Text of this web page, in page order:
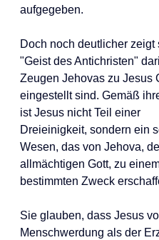
aufgegeben.
Doch noch deutlicher zeigt
"Geist des Antichristen"
Zeugen Jehovas zu Jesus
eingestellt sind. Gemäß
ist Jesus nicht Teil einer
Dreieinigkeit, sondern ein
Wesen, das von Jehova,
allmächtigen Gott, zu
bestimmten Zweck
Sie glauben, dass Jesus
Menschwerdung als der